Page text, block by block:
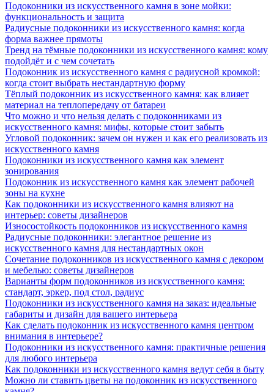
Подоконники из искусственного камня в зоне мойки:
функциональность и защита
Радиусные подоконники из искусственного камня: когда
форма важнее прямоты
Тренд на тёмные подоконники из искусственного камня: кому
подойдёт и с чем сочетать
Подоконник из искусственного камня с радиусной кромкой:
когда стоит выбрать нестандартную форму
Тёплый подоконник из искусственного камня: как влияет
материал на теплопередачу от батареи
Что можно и что нельзя делать с подоконниками из
искусственного камня: мифы, которые стоит забыть
Угловой подоконник: зачем он нужен и как его реализовать из
искусственного камня
Подоконники из искусственного камня как элемент
зонирования
Подоконник из искусственного камня как элемент рабочей
зоны на кухне
Как подоконники из искусственного камня влияют на
интерьер: советы дизайнеров
Износостойкость подоконников из искусственного камня
Радиусные подоконники: элегантное решение из
искусственного камня для нестандартных окон
Сочетание подоконников из искусственного камня с декором
и мебелью: советы дизайнеров
Варианты форм подоконников из искусственного камня:
стандарт, эркер, под стол, радиус
Подоконники из искусственного камня на заказ: идеальные
габариты и дизайн для вашего интерьера
Как сделать подоконник из искусственного камня центром
внимания в интерьере?
Подоконники из искусственного камня: практичные решения
для любого интерьера
Как подоконники из искусственного камня ведут себя в быту
Можно ли ставить цветы на подоконник из искусственного